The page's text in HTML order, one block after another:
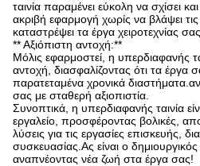
ταινία παραμένει εύκολη να σχίσει
ακριβή εφαρμογή χωρίς να βλάψει
καταστρέψει τα έργα χειροτεχνίας σας.
** Αξιόπιστη αντοχή:**
Μόλις εφαρμοστεί, η υπερδιαφανής
αντοχή, διασφαλίζοντας ότι τα έργα
παρατεταμένα χρονικά
σας με σταθερή αξιοπιστία.
Συνοπτικά, η υπερδιαφανής ταινία
εργαλείο, προσφέροντας βολικές,
λύσεις για τις εργασίες επισκευής,
συσκευασίας.Ας είναι ο
αναπνέοντας νέα ζωή στα έργα σας!